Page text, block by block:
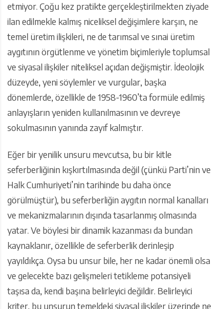
etmiyor. Çoğu kez pratikte gerçekleştirilmekten ziyade
ilan edilmekle kalmış niceliksel değişimlere karşın, ne
temel üretim ilişkileri, ne de tarımsal ve sınai üretim
aygıtının örgütlenme ve yönetim biçimleriyle toplumsal
ve siyasal ilişkiler niteliksel açıdan değişmiştir. İdeolojik
düzeyde, yeni söylemler ve vurgular, başka
dönemlerde, özellikle de 1958-1960’ta formüle edilmiş
anlayışların yeniden kullanılmasının ve devreye
sokulmasının yanında zayıf kalmıştır.
Eğer bir yenilik unsuru mevcutsa, bu bir kitle
seferberliğinin kışkırtılmasında değil (çünkü Parti’nin ve
Halk Cumhuriyeti’nin tarihinde bu daha önce
görülmüştür), bu seferberliğin aygıtın normal kanalları
ve mekanizmalarının dışında tasarlanmış olmasında
yatar. Ve böylesi bir dinamik kazanması da bundan
kaynaklanır, özellikle de seferberlik derinleşip
yayıldıkça. Oysa bu unsur bile, her ne kadar önemli olsa
ve gelecekte bazı gelişmeleri tetikleme potansiyeli
taşısa da, kendi başına belirleyici değildir. Belirleyici
kriter, bu unsurun temeldeki siyasal ilişkiler üzerinde ne